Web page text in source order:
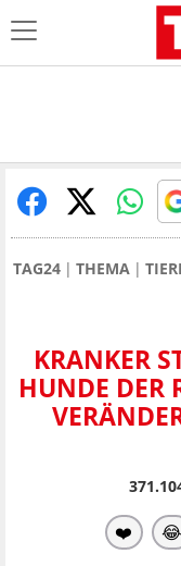
TAG24 THEMA
KRANKER
HUNDE DER
❤️ 😂